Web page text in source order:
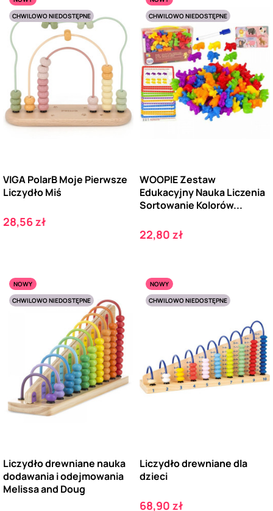
CHWILOWO NIEDOSTĘPNE
VIGA PolarB Moje Pierwsze
Liczydło Miś
Cena
28,56 zł
CHWILOWO NIEDOSTĘPNE
WOOPIE Zestaw
Edukacyjny Nauka Liczenia
Sortowanie Kolorów...
Cena
22,80 zł
NOWY
CHWILOWO NIEDOSTĘPNE
Liczydło drewniane nauka
dodawania i odejmowania
Melissa and Doug
NOWY
CHWILOWO NIEDOSTĘPNE
Liczydło drewniane dla
dzieci
Cena
68,90 zł